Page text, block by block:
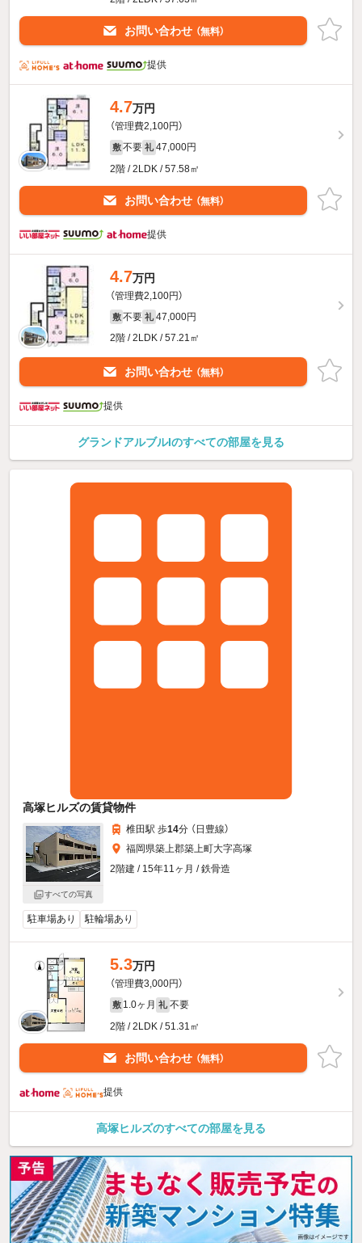
お問い合わせ （無料）
提供
4.7万円
（管理費2,100円）
敷 不要 礼 47,000円
2階 / 2LDK / 57.58㎡
お問い合わせ （無料）
提供
4.7万円
（管理費2,100円）
敷 不要 礼 47,000円
2階 / 2LDK / 57.21㎡
お問い合わせ （無料）
提供
グランドアルブルIのすべての部屋を見る
高塚ヒルズの賃貸物件
すべての写真
椎田駅 歩14分 （日豊線）
福岡県築上郡築上町大字高塚
2階建 / 15年11ヶ月 / 鉄骨造
駐車場あり 駐輪場あり
5.3万円
（管理費3,000円）
敷 1.0ヶ月 礼 不要
2階 / 2LDK / 51.31㎡
お問い合わせ （無料）
提供
高塚ヒルズのすべての部屋を見る